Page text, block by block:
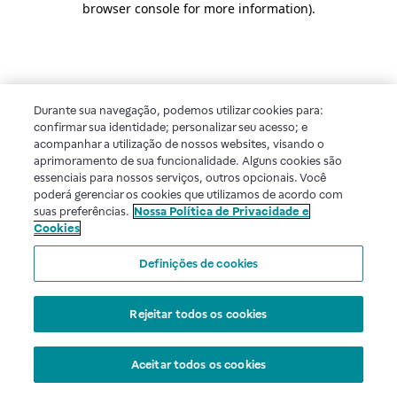
browser console for more information).
Durante sua navegação, podemos utilizar cookies para:
confirmar sua identidade; personalizar seu acesso; e
acompanhar a utilização de nossos websites, visando o
aprimoramento de sua funcionalidade. Alguns cookies são
essenciais para nossos serviços, outros opcionais. Você
poderá gerenciar os cookies que utilizamos de acordo com
suas preferências. Nossa Política de Privacidade e
Cookies
Definições de cookies
Rejeitar todos os cookies
Aceitar todos os cookies